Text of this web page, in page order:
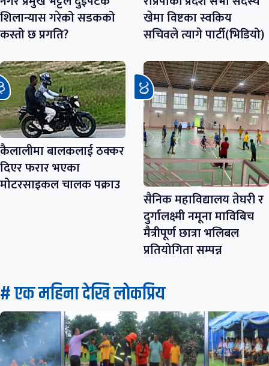
शिलान्यास गरेको सडकको
कस्तो छ प्रगति?
खेमा विष्टका स्वकिय
सचिवले त्यागे पार्टी(भिडियो)
कैलालीमा बालकलाई ठक्कर
दिएर फरार भएका
मोटरसाइकल चालक पक्राउ
सैनिक महाविद्यालय तेघरी र
दुर्गालक्ष्मी नमूना माविबिच
मैत्रीपूर्ण छात्रा भलिबल
प्रतियोगिता सम्पन्न
# एक महिना देखि लाेकप्रिय